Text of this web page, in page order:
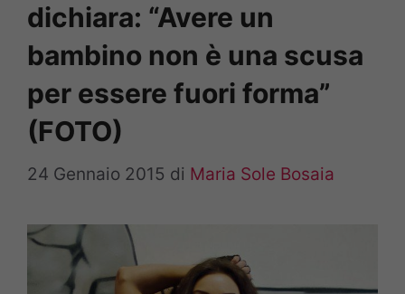
dichiara: “Avere un
bambino non è una scusa
per essere fuori forma”
(FOTO)
24 Gennaio 2015 di Maria Sole Bosaia